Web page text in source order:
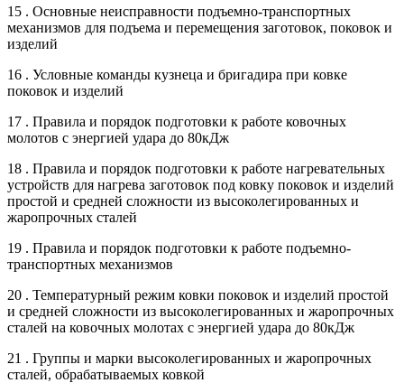
15 . Основные неисправности подъемно-транспортных
механизмов для подъема и перемещения заготовок, поковок и
изделий
16 . Условные команды кузнеца и бригадира при ковке
поковок и изделий
17 . Правила и порядок подготовки к работе ковочных
молотов с энергией удара до 80кДж
18 . Правила и порядок подготовки к работе нагревательных
устройств для нагрева заготовок под ковку поковок и изделий
простой и средней сложности из высоколегированных и
жаропрочных сталей
19 . Правила и порядок подготовки к работе подъемно-
транспортных механизмов
20 . Температурный режим ковки поковок и изделий простой
и средней сложности из высоколегированных и жаропрочных
сталей на ковочных молотах с энергией удара до 80кДж
21 . Группы и марки высоколегированных и жаропрочных
сталей, обрабатываемых ковкой